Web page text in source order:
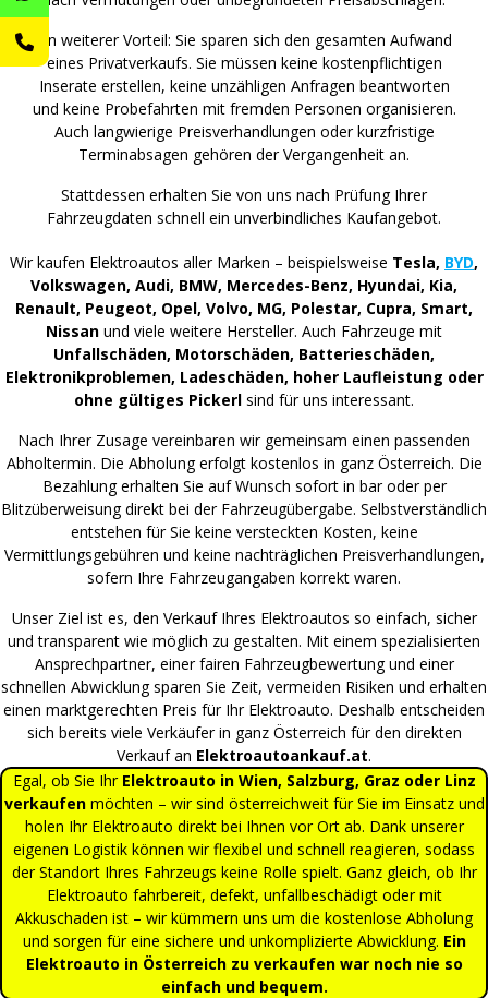
Ein weiterer Vorteil: Sie sparen sich den gesamten Aufwand
eines Privatverkaufs. Sie müssen keine kostenpflichtigen
Inserate erstellen, keine unzähligen Anfragen beantworten
und keine Probefahrten mit fremden Personen organisieren.
Auch langwierige Preisverhandlungen oder kurzfristige
Terminabsagen gehören der Vergangenheit an.
Stattdessen erhalten Sie von uns nach Prüfung Ihrer
Fahrzeugdaten schnell ein unverbindliches Kaufangebot.
Wir kaufen Elektroautos aller Marken – beispielsweise Tesla, BYD,
Volkswagen, Audi, BMW, Mercedes-Benz, Hyundai, Kia,
Renault, Peugeot, Opel, Volvo, MG, Polestar, Cupra, Smart,
Nissan und viele weitere Hersteller. Auch Fahrzeuge mit
Unfallschäden, Motorschäden, Batterieschäden,
Elektronikproblemen, Ladeschäden, hoher Laufleistung oder
ohne gültiges Pickerl sind für uns interessant.
Nach Ihrer Zusage vereinbaren wir gemeinsam einen passenden
Abholtermin. Die Abholung erfolgt kostenlos in ganz Österreich. Die
Bezahlung erhalten Sie auf Wunsch sofort in bar oder per
Blitzüberweisung direkt bei der Fahrzeugübergabe. Selbstverständlich
entstehen für Sie keine versteckten Kosten, keine
Vermittlungsgebühren und keine nachträglichen Preisverhandlungen,
sofern Ihre Fahrzeugangaben korrekt waren.
Unser Ziel ist es, den Verkauf Ihres Elektroautos so einfach, sicher
und transparent wie möglich zu gestalten. Mit einem spezialisierten
Ansprechpartner, einer fairen Fahrzeugbewertung und einer
schnellen Abwicklung sparen Sie Zeit, vermeiden Risiken und erhalten
einen marktgerechten Preis für Ihr Elektroauto. Deshalb entscheiden
sich bereits viele Verkäufer in ganz Österreich für den direkten
Verkauf an Elektroautoankauf.at.
Egal, ob Sie Ihr Elektroauto in Wien, Salzburg, Graz oder Linz
verkaufenmöchten – wir sind österreichweit für Sie im Einsatz und
holen Ihr Elektroauto direkt bei Ihnen vor Ort ab. Dank unserer
eigenen Logistik können wir flexibel und schnell reagieren, sodass
der Standort Ihres Fahrzeugs keine Rolle spielt. Ganz gleich, ob Ihr
Elektroauto fahrbereit, defekt, unfallbeschädigt oder mit
Akkuschaden ist – wir kümmern uns um die kostenlose Abholung
und sorgen für eine sichere und unkomplizierte Abwicklung. Ein
Elektroauto in Österreich zu verkaufen war noch nie so
einfach und bequem.